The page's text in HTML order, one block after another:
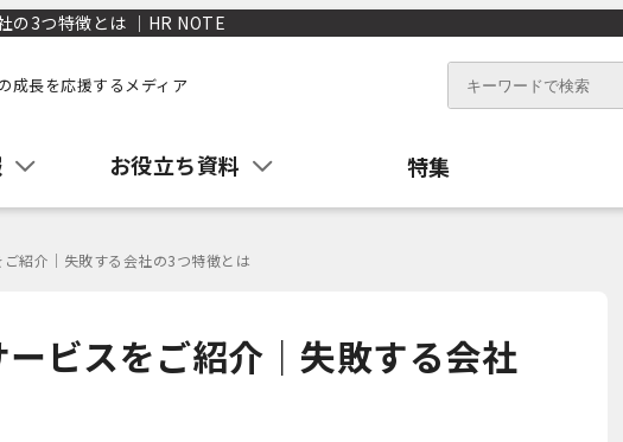
の3つ特徴とは ｜HR NOTE
成長を応援するメディア
お役立ち資料 特集
紹介｜失敗する会社の3つ特徴とは
ビスをご紹介｜失敗する会社